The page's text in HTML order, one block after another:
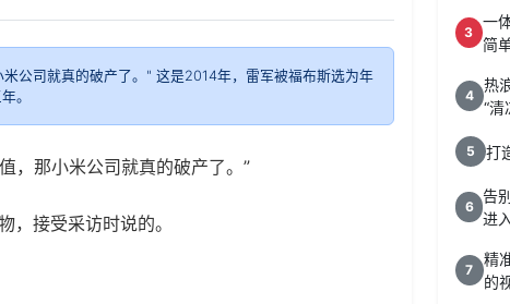
公司就真的破产了。" 这是2014年，雷军被福布斯选为年
。
，那小米公司就真的破产了。”
接受采访时说的。
3
一
简
4
热
“清
5 打
6
告
进
7
精
的